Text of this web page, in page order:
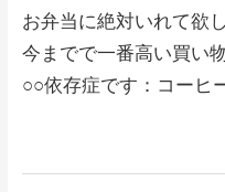
お弁当に絶対いれて欲
今までで一番高い買い
○○依存症です：コーヒ